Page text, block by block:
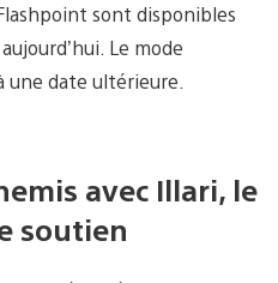
sont disponibles
Le mode
une date ultérieure.
avec Illari, le
soutien